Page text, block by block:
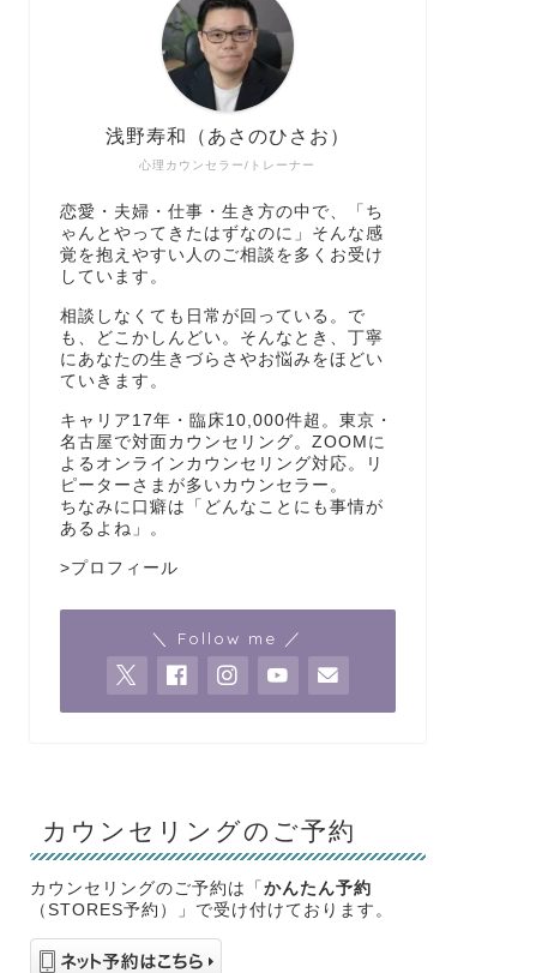
心理カウンセラー/トレーナー
浅野寿和（あさのひさお）
恋愛・夫婦・仕事・生き方の中で、「ち
ゃんとやってきたはずなのに」そんな感
覚を抱えやすい人のご相談を多くお受け
しています。
相談しなくても日常が回っている。で
も、どこかしんどい。そんなとき、丁寧
にあなたの生きづらさやお悩みをほどい
ていきます。
キャリア17年・臨床10,000件超。東京・
名古屋で対面カウンセリング。ZOOMに
よるオンラインカウンセリング対応。リ
ピーターさまが多いカウンセラー。
ちなみに口癖は「どんなことにも事情が
あるよね」。
>プロフィール
＼ Follow me ／
カウンセリングのご予約
カウンセリングのご予約は「 かんたん予約
（STORES予約）」で受け付けております。